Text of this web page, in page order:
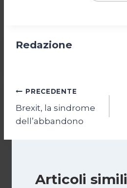
Redazione
Navigazione
articoli
PRECEDENTE
Brexit, la sindrome
dell’abbandono
Articoli simili